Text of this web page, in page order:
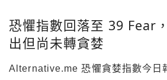
恐懼指數回落至 39 Fear
出但尚未轉貪婪
Alternative.me 恐懼貪婪指數今日